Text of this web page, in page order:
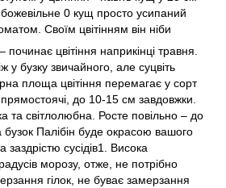
божевільне 0 кущ просто усипаний
Своїм цвітінням він ніби
цвітіння наприкінці травня.
у бузку звичайного, але суцвіть
площа цвітіння перемагає у сорт
прямостоячі, до 10-15 см завдовжки.
та світлолюбна. Росте повільно – до
Палібін буде окрасою вашого
сусідів1. Висока
морозу, отже, не потрібно
гілок, не буває замерзання